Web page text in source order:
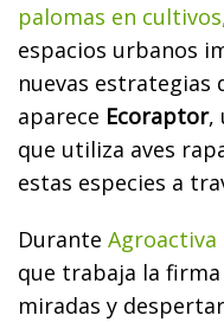
palomas en
espacios urbanos
nuevas estrategias
aparece Ecoraptor,
que utiliza aves
estas especies a
Durante Agroactiva
que trabaja la
miradas y